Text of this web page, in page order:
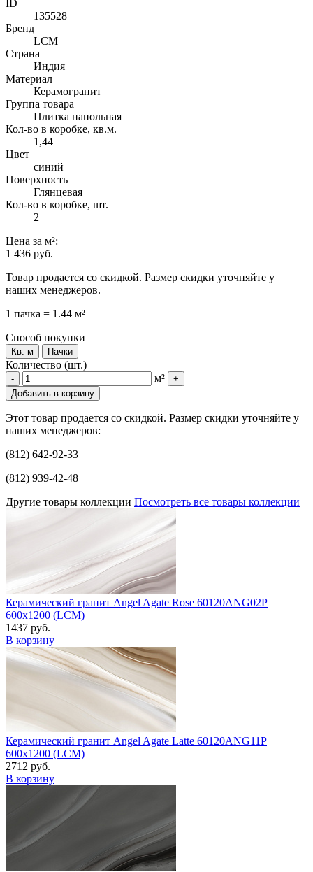
ID
135528
Бренд
LCM
Страна
Индия
Материал
Керамогранит
Группа товара
Плитка напольная
Кол-во в коробке, кв.м.
1,44
Цвет
синий
Поверхность
Глянцевая
Кол-во в коробке, шт.
2
Цена за м²:
1 436 руб.
Товар продается со скидкой. Размер скидки уточняйте у
наших менеджеров.
1 пачка = 1.44 м²
Способ покупки
Кв. м Пачки
Количество (шт.)
- м²
+
Добавить в корзину
Этот товар продается со скидкой. Размер скидки уточняйте у
наших менеджеров:
(812) 642-92-33
(812) 939-42-48
Другие товары коллекции Посмотреть все товары коллекции
Керамический гранит Angel Agate Rose 60120ANG02P
600x1200 (LCM)
1437 руб.
В корзину
Керамический гранит Angel Agate Latte 60120ANG11P
600x1200 (LCM)
2712 руб.
В корзину